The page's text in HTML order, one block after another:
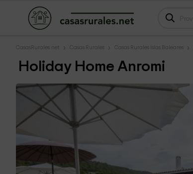
CasasRurales.net Casas Rurales Casas Rurales Islas Baleares
Holiday Home Anromi